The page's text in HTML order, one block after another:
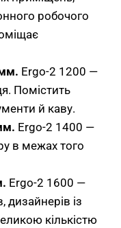
робочого
Ergo-2 1200 —
Помістить
й каву.
Ergo-2 1400 —
в межах того
Ergo-2 1600 —
дизайнерів із
кількістю